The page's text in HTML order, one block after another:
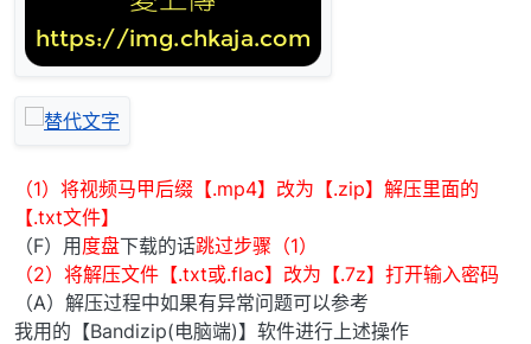
（1）将视频马甲后缀【.mp4】改为【.zip】解压里面的
【.txt文件】
（F）用度盘下载的话跳过步骤（1）
（2）将解压文件【.txt或.flac】改为【.7z】打开输入密码
（A）解压过程中如果有异常问题可以参考
我用的【Bandizip(电脑端)】软件进行上述操作